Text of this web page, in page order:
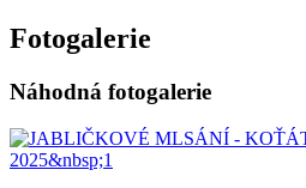
Fotogalerie
Náhodná fotogalerie